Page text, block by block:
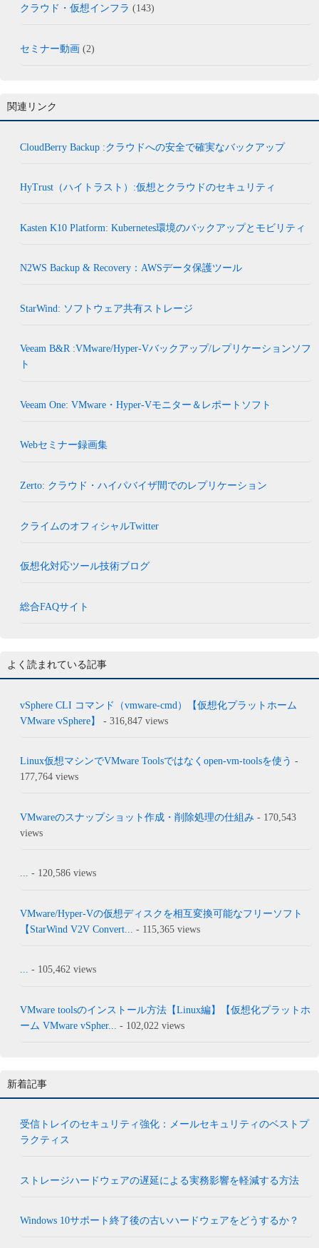
クラウド・仮想インフラ (143)
セミナー動画 (2)
関連リンク
CloudBerry Backup :クラウドへの安全で確実なバックアップ
HyTrust（ハイトラスト）:仮想とクラウドのセキュリティ
Kasten K10 Platform: Kubernetes環境のバックアップとモビリティ
N2WS Backup & Recovery：AWSデータ保護ツール
StarWind: ソフトウェア共有ストレージ
Veeam B&R :VMware/Hyper-Vバックアップ/レプリケーションソフ
ト
Veeam One: VMware・Hyper-Vモニター＆レポートソフト
Webセミナー録画集
Zerto: クラウド・ハイパバイザ間でのレプリケーション
クライムのオフィシャルTwitter
仮想化対応ツール技術ブログ
総合FAQサイト
よく読まれている記事
vSphere CLI コマンド（vmware-cmd）【仮想化プラットホーム
VMware vSphere】
- 316,847 views
Linux仮想マシンでVMware Toolsではなくopen-vm-toolsを使う -
177,764 views
VMwareのスナップショット作成・削除処理の仕組み - 170,543
views
... - 120,586 views
VMware/Hyper-Vの仮想ディスクを相互変換可能なフリーソフト
【StarWind V2V Convert...
- 115,365 views
... - 105,462 views
VMware toolsのインストール方法【Linux編】【仮想化プラットホ
ーム VMware vSpher... - 102,022 views
新着記事
受信トレイのセキュリティ強化：メールセキュリティのベストプ
ラクティス
ストレージハードウェアの遅延による実務影響を軽減する方法
Windows 10サポート終了後の古いハードウェアをどうするか？